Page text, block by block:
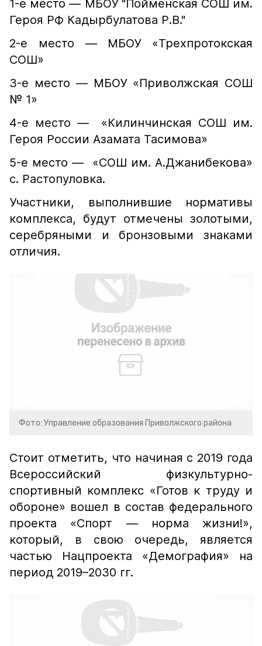
1-е место — МБОУ "Пойменская СОШ им.
Героя РФ Кадырбулатова Р.В."
2-е место — МБОУ «Трехпротокская
СОШ»
3-е место — МБОУ «Приволжская СОШ
№ 1»
4-е место — «Килинчинская СОШ им.
Героя России Азамата Тасимова»
5-е место — «СОШ им. А.Джанибекова»
с. Растопуловка.
Участники, выполнившие нормативы
комплекса, будут отмечены золотыми,
серебряными и бронзовыми знаками
отличия.
Фото: Управление образования Приволжского района
Стоит отметить, что начиная с 2019 года
Всероссийский физкультурно-
спортивный комплекс «Готов к труду и
обороне» вошел в состав федерального
проекта «Спорт — норма жизни!»,
который, в свою очередь, является
частью Нацпроекта «Демография» на
период 2019–2030 гг.